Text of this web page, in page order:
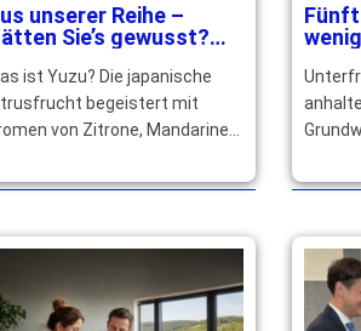
unserer Reihe –
Sie’s gewusst?
verfeinert
ist Yuzu? Die japanische
begeistert mit
von Zitrone, Mandarine
und Getränke raffiniert.
sich